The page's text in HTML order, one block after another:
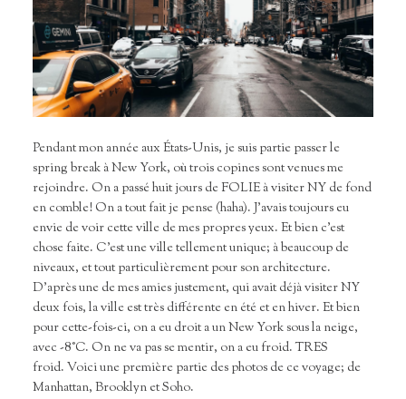
Pendant mon année aux États-Unis, je suis partie passer le
spring break à New York, où trois copines sont venues me
rejoindre. On a passé huit jours de FOLIE à visiter NY de fond
en comble! On a tout fait je pense (haha). J’avais toujours eu
envie de voir cette ville de mes propres yeux. Et bien c’est
chose faite. C’est une ville tellement unique; à beaucoup de
niveaux, et tout particulièrement pour son architecture.
D’après une de mes amies justement, qui avait déjà visiter NY
deux fois, la ville est très différente en été et en hiver. Et bien
pour cette-fois-ci, on a eu droit a un New York sous la neige,
avec -8°C. On ne va pas se mentir, on a eu froid. TRES
froid. Voici une première partie des photos de ce voyage; de
Manhattan, Brooklyn et Soho.